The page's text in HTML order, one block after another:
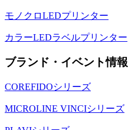
モノクロLEDプリンター
カラーLEDラベルプリンター
ブランド・イベント情報
COREFIDOシリーズ
MICROLINE VINCIシリーズ